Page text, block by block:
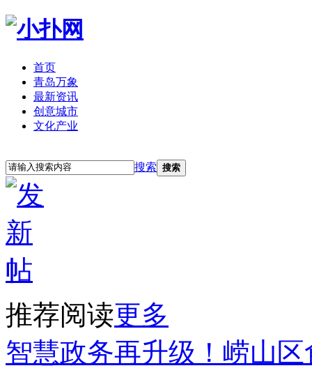
首页
青岛万象
最新资讯
创意城市
文化产业
搜索 搜索
推荐阅读更多
智慧政务再升级！崂山